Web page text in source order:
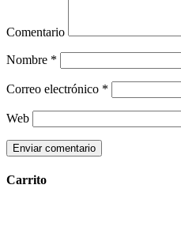
Comentario
Nombre *
Correo electrónico *
Web
Carrito